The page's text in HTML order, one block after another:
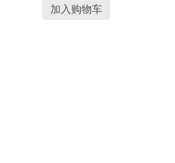
加入购物车